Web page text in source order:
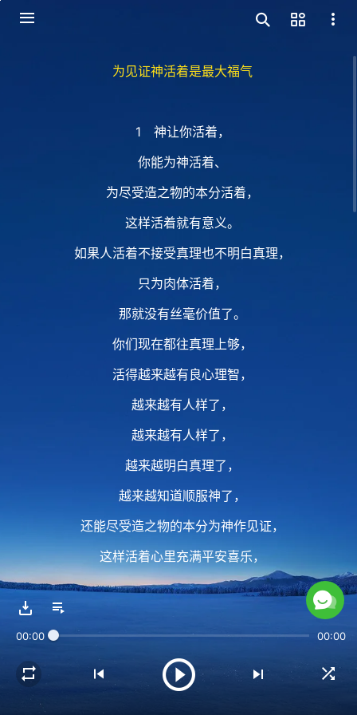
为见证神活着是最大福气
1 神让你活着，
你能为神活着、
为尽受造之物的本分活着，
这样活着就有意义。
如果人活着不接受真理也不明白真理，
只为肉体活着，
那就没有丝毫价值了。
你们现在都往真理上够，
活得越来越有良心理智，
越来越有人样了，
越来越有人样了，
越来越明白真理了，
越来越知道顺服神了，
还能尽受造之物的本分为神作见证，
这样活着心里充满平安喜乐，
这是最有意义的人生，
2 在这个大千世界中，
00:00 00:00